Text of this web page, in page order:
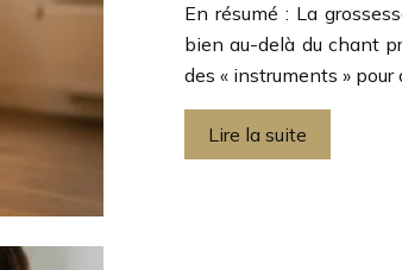
En résumé : La
bien au-delà du chant
des « instruments »
Lire la suite